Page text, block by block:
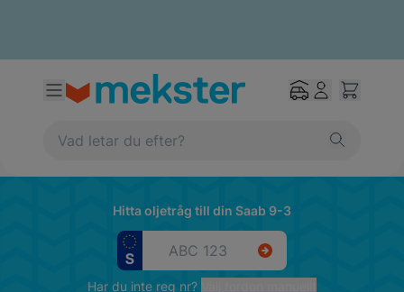
Hitta oljetråg till din Saab 9-3
Har du inte reg nr?